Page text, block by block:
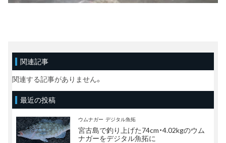
関連記事
関連する記事がありません。
最近の投稿
ウムナガー デジタル魚拓
宮古島で釣り上げた74cm・4.02kgのウム
ナガーをデジタル魚拓に